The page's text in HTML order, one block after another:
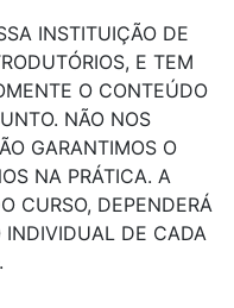
INSTITUIÇÃO DE
E TEM
O CONTEÚDO
NÃO NOS
GARANTIMOS O
NA PRÁTICA. A
CURSO, DEPENDERÁ
INDIVIDUAL DE CADA